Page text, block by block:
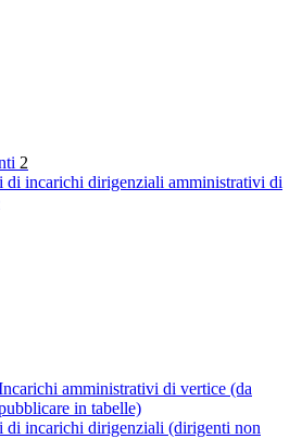
2
di incarichi dirigenziali amministrativi di
amministrativi di vertice (da
in tabelle)
di incarichi dirigenziali (dirigenti non